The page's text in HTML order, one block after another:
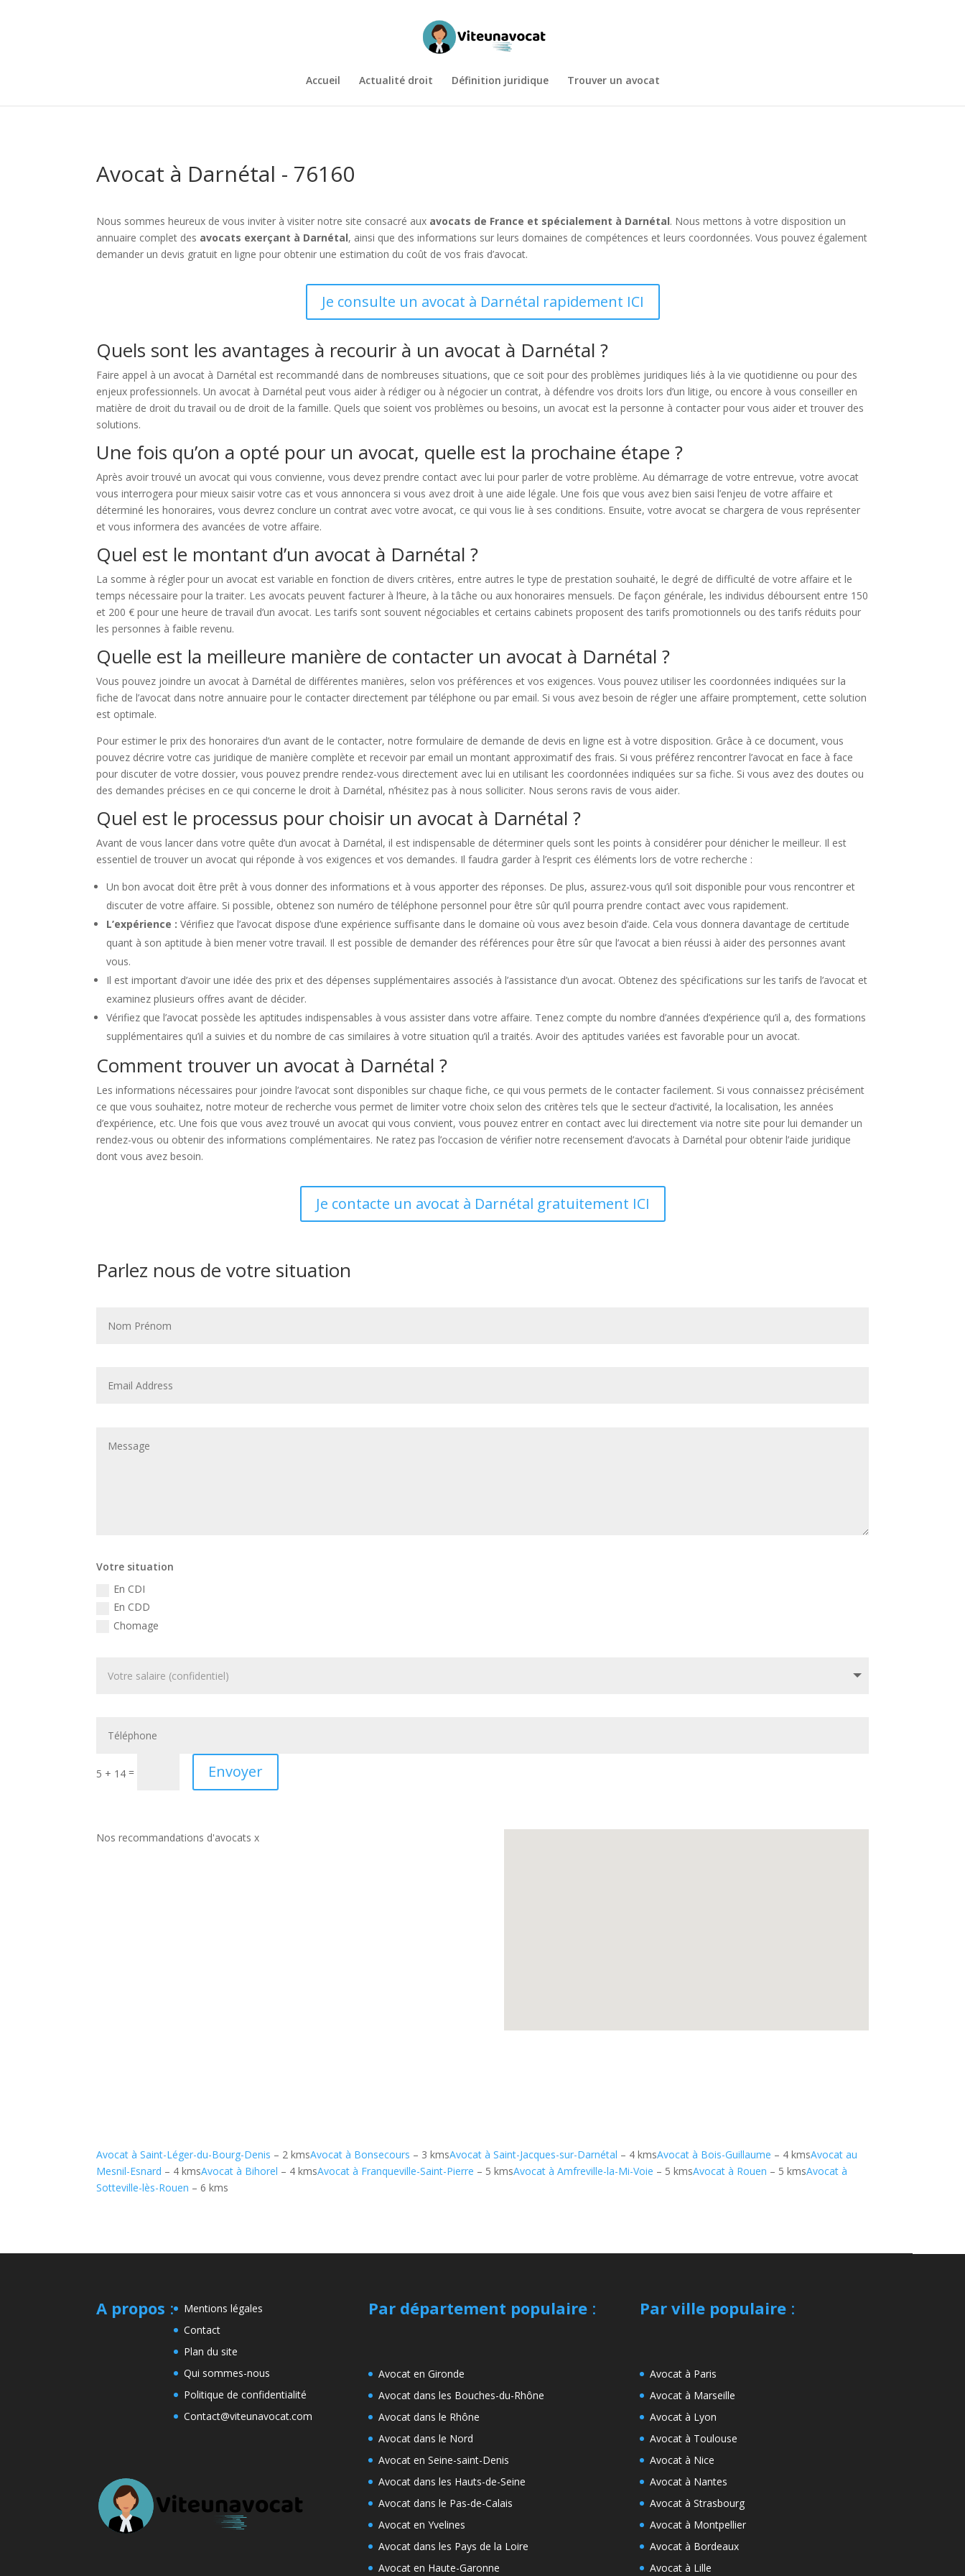
Accueil Actualité droit Définition juridique Trouver un avocat
Avocat à Darnétal - 76160
Nous sommes heureux de vous inviter à visiter notre site consacré aux avocats de France et spécialement à Darnétal. Nous mettons à votre disposition un
annuaire complet des avocats exerçant à Darnétal, ainsi que des informations sur leurs domaines de compétences et leurs coordonnées. Vous pouvez également
demander un devis gratuit en ligne pour obtenir une estimation du coût de vos frais d’avocat.
Je consulte un avocat à Darnétal rapidement ICI
Quels sont les avantages à recourir à un avocat à Darnétal ?
Faire appel à un avocat à Darnétal est recommandé dans de nombreuses situations, que ce soit pour des problèmes juridiques liés à la vie quotidienne ou pour des
enjeux professionnels. Un avocat à Darnétal peut vous aider à rédiger ou à négocier un contrat, à défendre vos droits lors d’un litige, ou encore à vous conseiller en
matière de droit du travail ou de droit de la famille. Quels que soient vos problèmes ou besoins, un avocat est la personne à contacter pour vous aider et trouver des
solutions.
Une fois qu’on a opté pour un avocat, quelle est la prochaine étape ?
Après avoir trouvé un avocat qui vous convienne, vous devez prendre contact avec lui pour parler de votre problème. Au démarrage de votre entrevue, votre avocat
vous interrogera pour mieux saisir votre cas et vous annoncera si vous avez droit à une aide légale. Une fois que vous avez bien saisi l’enjeu de votre affaire et
déterminé les honoraires, vous devrez conclure un contrat avec votre avocat, ce qui vous lie à ses conditions. Ensuite, votre avocat se chargera de vous représenter
et vous informera des avancées de votre affaire.
Quel est le montant d’un avocat à Darnétal ?
La somme à régler pour un avocat est variable en fonction de divers critères, entre autres le type de prestation souhaité, le degré de difficulté de votre affaire et le
temps nécessaire pour la traiter. Les avocats peuvent facturer à l’heure, à la tâche ou aux honoraires mensuels. De façon générale, les individus déboursent entre 150
et 200 € pour une heure de travail d’un avocat. Les tarifs sont souvent négociables et certains cabinets proposent des tarifs promotionnels ou des tarifs réduits pour
les personnes à faible revenu.
Quelle est la meilleure manière de contacter un avocat à Darnétal ?
Vous pouvez joindre un avocat à Darnétal de différentes manières, selon vos préférences et vos exigences. Vous pouvez utiliser les coordonnées indiquées sur la
fiche de l’avocat dans notre annuaire pour le contacter directement par téléphone ou par email. Si vous avez besoin de régler une affaire promptement, cette solution
est optimale.
Pour estimer le prix des honoraires d’un avant de le contacter, notre formulaire de demande de devis en ligne est à votre disposition. Grâce à ce document, vous
pouvez décrire votre cas juridique de manière complète et recevoir par email un montant approximatif des frais. Si vous préférez rencontrer l’avocat en face à face
pour discuter de votre dossier, vous pouvez prendre rendez-vous directement avec lui en utilisant les coordonnées indiquées sur sa fiche. Si vous avez des doutes ou
des demandes précises en ce qui concerne le droit à Darnétal, n’hésitez pas à nous solliciter. Nous serons ravis de vous aider.
Quel est le processus pour choisir un avocat à Darnétal ?
Avant de vous lancer dans votre quête d’un avocat à Darnétal, il est indispensable de déterminer quels sont les points à considérer pour dénicher le meilleur. Il est
essentiel de trouver un avocat qui réponde à vos exigences et vos demandes. Il faudra garder à l’esprit ces éléments lors de votre recherche :
Un bon avocat doit être prêt à vous donner des informations et à vous apporter des réponses. De plus, assurez-vous qu’il soit disponible pour vous rencontrer et
discuter de votre affaire. Si possible, obtenez son numéro de téléphone personnel pour être sûr qu’il pourra prendre contact avec vous rapidement.
L’expérience :Vérifiez que l’avocat dispose d’une expérience suffisante dans le domaine où vous avez besoin d’aide. Cela vous donnera davantage de certitude
quant à son aptitude à bien mener votre travail. Il est possible de demander des références pour être sûr que l’avocat a bien réussi à aider des personnes avant
vous.
Il est important d’avoir une idée des prix et des dépenses supplémentaires associés à l’assistance d’un avocat. Obtenez des spécifications sur les tarifs de l’avocat et
examinez plusieurs offres avant de décider.
Vérifiez que l’avocat possède les aptitudes indispensables à vous assister dans votre affaire. Tenez compte du nombre d’années d’expérience qu’il a, des formations
supplémentaires qu’il a suivies et du nombre de cas similaires à votre situation qu’il a traités. Avoir des aptitudes variées est favorable pour un avocat.
Comment trouver un avocat à Darnétal ?
Les informations nécessaires pour joindre l’avocat sont disponibles sur chaque fiche, ce qui vous permets de le contacter facilement. Si vous connaissez précisément
ce que vous souhaitez, notre moteur de recherche vous permet de limiter votre choix selon des critères tels que le secteur d’activité, la localisation, les années
d’expérience, etc. Une fois que vous avez trouvé un avocat qui vous convient, vous pouvez entrer en contact avec lui directement via notre site pour lui demander un
rendez-vous ou obtenir des informations complémentaires. Ne ratez pas l’occasion de vérifier notre recensement d’avocats à Darnétal pour obtenir l’aide juridique
dont vous avez besoin.
Je contacte un avocat à Darnétal gratuitement ICI
Parlez nous de votre situation
Votre situation
En CDI
En CDD
Chomage
5 + 14 = Envoyer
Nos recommandations d'avocats x
Avocat à Saint-Léger-du-Bourg-Denis – 2 kmsAvocat à Bonsecours – 3 kmsAvocat à Saint-Jacques-sur-Darnétal – 4 kmsAvocat à Bois-Guillaume – 4 kmsAvocat au
Mesnil-Esnard – 4 kmsAvocat à Bihorel – 4 kmsAvocat à Franqueville-Saint-Pierre – 5 kmsAvocat à Amfreville-la-Mi-Voie – 5 kmsAvocat à Rouen – 5 kmsAvocat à
Sotteville-lès-Rouen – 6 kms
A propos :
Mentions légales
Contact
Plan du site
Qui sommes-nous
Politique de confidentialité
Contact@viteunavocat.com
Par département populaire:
Avocat en Gironde
Avocat dans les Bouches-du-Rhône
Avocat dans le Rhône
Avocat dans le Nord
Avocat en Seine-saint-Denis
Avocat dans les Hauts-de-Seine
Avocat dans le Pas-de-Calais
Avocat en Yvelines
Avocat dans les Pays de la Loire
Avocat en Haute-Garonne
Par ville populaire:
Avocat à Paris
Avocat à Marseille
Avocat à Lyon
Avocat à Toulouse
Avocat à Nice
Avocat à Nantes
Avocat à Strasbourg
Avocat à Montpellier
Avocat à Bordeaux
Avocat à Lille